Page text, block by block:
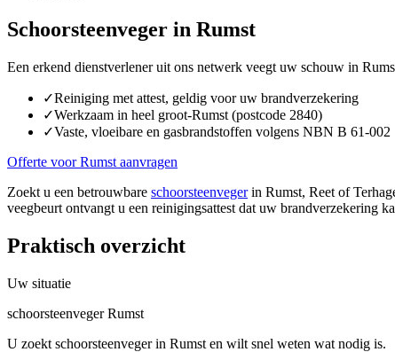
Schoorsteenveger in Rumst
Een erkend dienstverlener uit ons netwerk veegt uw schouw in
✓Reiniging met attest, geldig voor uw brandverzekering
✓Werkzaam in heel groot-Rumst (postcode 2840)
✓Vaste, vloeibare en gasbrandstoffen volgens NBN B 61-002
Offerte voor Rumst aanvragen
Zoekt u een betrouwbare schoorsteenvegerin Rumst, Reet of
veegbeurt ontvangt u een reinigingsattest dat uw brandverzekering
Praktisch overzicht
Uw situatie
schoorsteenveger Rumst
U zoekt schoorsteenveger in Rumst en wilt snel weten wat nodig is.